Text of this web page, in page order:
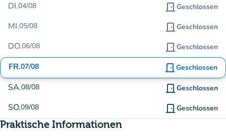
DI.04/08 door_front Geschlossen
MI.05/08 door_front Geschlossen
DO.06/08 door_front Geschlossen
FR.07/08 door_front Geschlossen
SA.08/08 door_front Geschlossen
SO.09/08 door_front Geschlossen
Praktische Informationen